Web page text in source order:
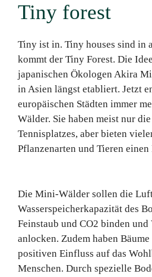
Tiny forest
Tiny ist in. Tiny houses sind in
kommt der Tiny Forest. Die
japanischen Ökologen Akira
in Asien längst etabliert. Jetzt
europäischen Städten immer
Wälder. Sie haben meist nur
Tennisplatzes, aber bieten
Pflanzenarten und Tieren einen
Die Mini-Wälder sollen die
Wasserspeicherkapazität des
Feinstaub und CO2 binden
anlocken. Zudem haben
positiven Einfluss auf das
Menschen. Durch spezielle